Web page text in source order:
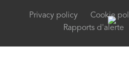
Privacy policy Cookie
Rapports d'alerte